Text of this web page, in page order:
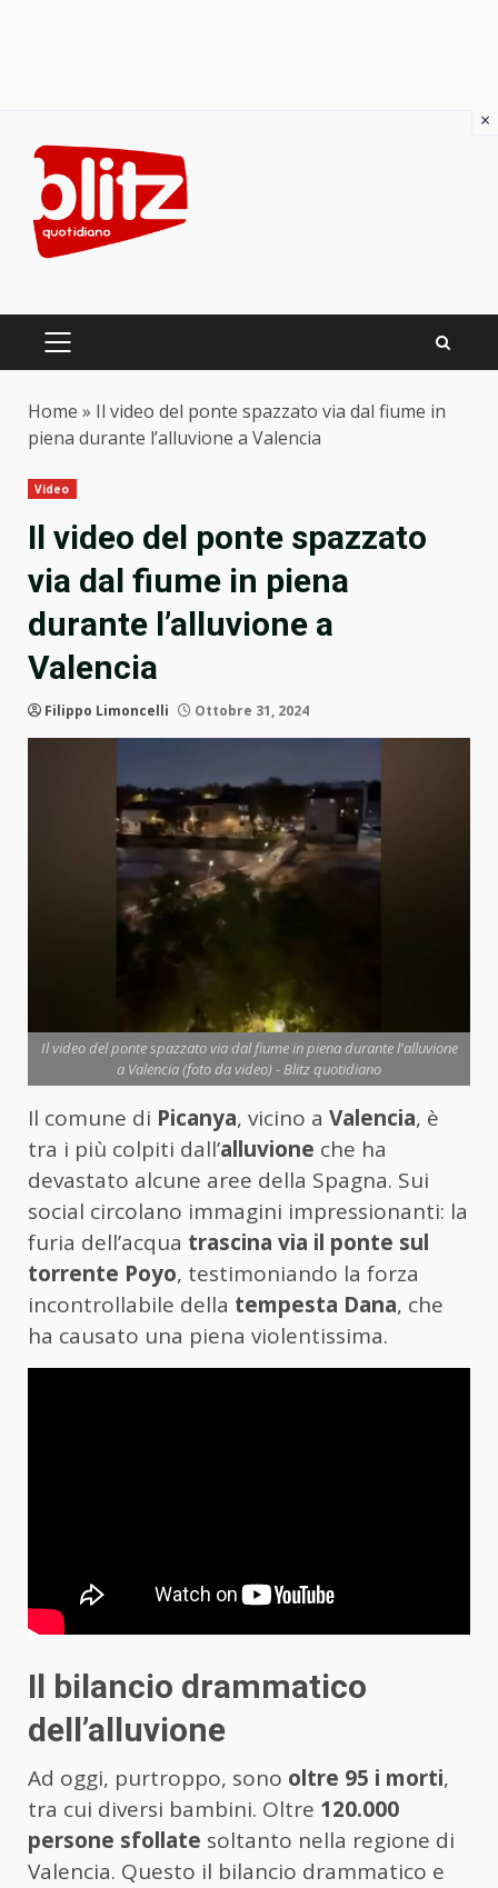
content
PRIMARY
Home » Il video del ponte spazzato via dal fiume in
piena durante l’alluvione a Valencia
Video
Il video del ponte spazzato
via dal fiume in piena
durante l’alluvione a
Valencia
Filippo Limoncelli Ottobre 31, 2024
Il video del ponte spazzato via dal fiume in piena durante l'alluvione
a Valencia (foto da video) - Blitz quotidiano
Il comune di Picanya, vicino a Valencia, è
tra i più colpiti dall’alluvione che ha
devastato alcune aree della Spagna. Sui
social circolano immagini impressionanti: la
furia dell’acqua trascina via il ponte sul
torrente Poyo, testimoniando la forza
incontrollabile della tempesta Dana, che
ha causato una piena violentissima.
Il bilancio drammatico
dell’alluvione
Ad oggi, purtroppo, sono oltre 95 i morti,
tra cui diversi bambini. Oltre 120.000
persone sfollate soltanto nella regione di
Valencia. Questo il bilancio drammatico e
×